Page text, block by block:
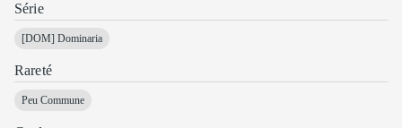
Série
[DOM] Dominaria
Rareté
Peu Commune